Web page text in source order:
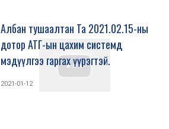
Албан тушаалтан Та 2021.02.15-ны
дотор АТГ-ын цахим системд
мэдүүлгээ гаргах үүрэгтэй.
2021-01-12